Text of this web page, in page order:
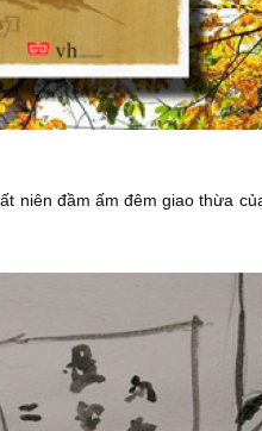
niên đầm ấm đêm giao thừa